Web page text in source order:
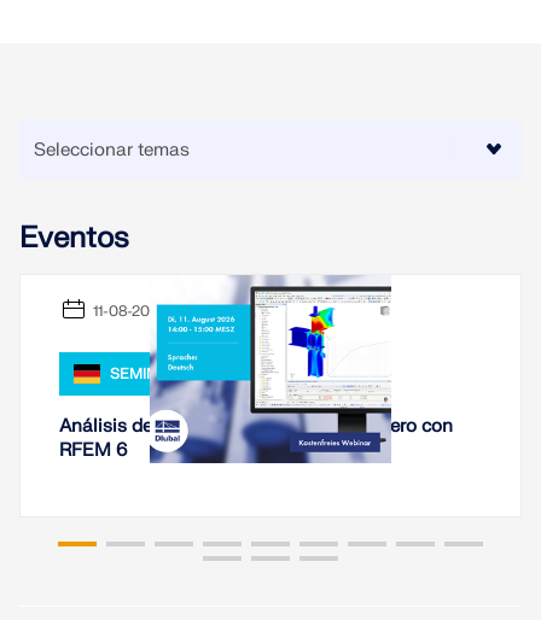
Eventos
11-08-2026
SEMINARIO WEB
Análisis de rigidez de conexiones de acero con
RFEM 6